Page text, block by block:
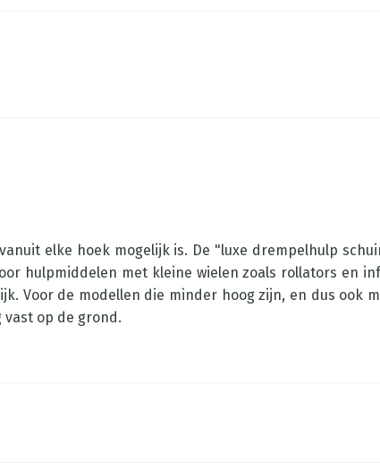
elke hoek mogelijk is. De "luxe drempelhulp
hulpmiddelen met kleine wielen zoals rollators en
Voor de modellen die minder hoog zijn, en dus ook
op de grond.